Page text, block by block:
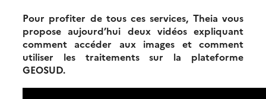
Pour profiter de tous ces services, Theia vous
propose aujourd’hui deux vidéos expliquant
comment accéder aux images et comment
utiliser les traitements sur la plateforme
GEOSUD.